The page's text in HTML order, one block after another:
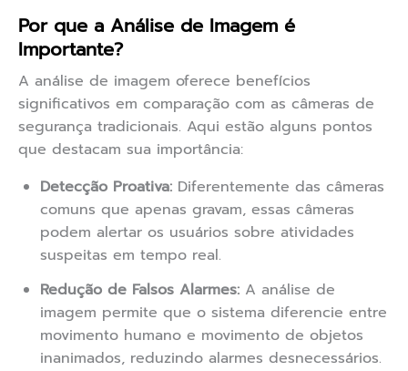
Por que a Análise de Imagem é
Importante?
A análise de imagem oferece benefícios
significativos em comparação com as câmeras de
segurança tradicionais. Aqui estão alguns pontos
que destacam sua importância:
Detecção Proativa: Diferentemente das câmeras
comuns que apenas gravam, essas câmeras
podem alertar os usuários sobre atividades
suspeitas em tempo real.
Redução de Falsos Alarmes: A análise de
imagem permite que o sistema diferencie entre
movimento humano e movimento de objetos
inanimados, reduzindo alarmes desnecessários.